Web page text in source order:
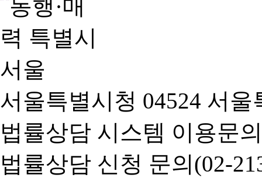
서울특별시청 04524 서
법률상담 시스템 이용문
법률상담 신청 문의(02-